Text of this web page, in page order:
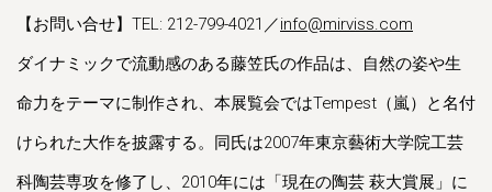
【お問い合せ】TEL: 212-799-4021／info@mirviss.com
ダイナミックで流動感のある藤笠氏の作品は、自然の姿や生
命力をテーマに制作され、本展覧会ではTempest（嵐）と名付
けられた大作を披露する。同氏は2007年東京藝術大学院工芸
科陶芸専攻を修了し、2010年には「現在の陶芸 萩大賞展」に